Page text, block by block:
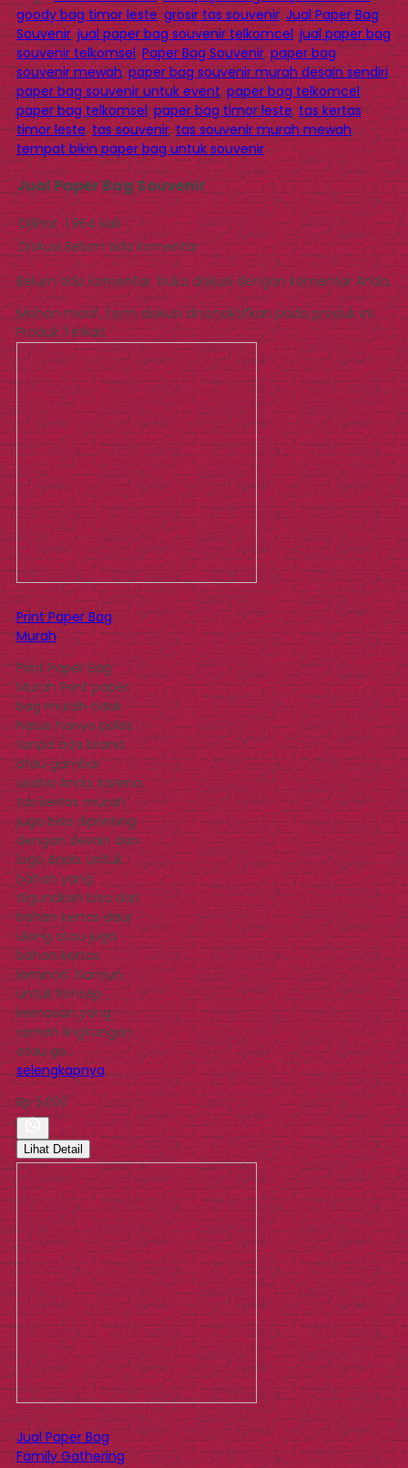
goody bag timor leste,grosir tas souvenir,Jual Paper Bag
Souvenir,jual paper bag souvenir telkomcel,jual paper bag
souvenir telkomsel,Paper Bag Souvenir,paper bag
souvenir mewah,paper bag souvenir murah desain sendiri,
paper bag souvenir untuk event,paper bag telkomcel,
paper bag telkomsel,paper bag timor leste,tas kertas
timor leste,tas souvenir,tas souvenir murah mewah,
tempat bikin paper bag untuk souvenir
Jual Paper Bag Souvenir
Dilihat 1.964 kali
Diskusi Belum ada komentar
Belum ada komentar, buka diskusi dengan komentar Anda.
Mohon maaf, form diskusi dinonaktifkan pada produk ini.
Produk Terkait
Print Paper Bag
Murah
Print Paper Bag
Murah Print paper
bag murah tidak
harus hanya polos
tanpa ada brand
atau gambar
usaha Anda, karena
tas kertas murah
juga bisa diprinting
dengan desain dan
logo Anda. Untuk
bahan yang
digunakan bisa dari
bahan kertas daur
ulang atau juga
bahan kertas
laminasi. Namun
untuk konsep
kemasan yang
ramah lingkungan
atau go…
selengkapnya
Rp 5.000
Lihat Detail
Jual Paper Bag
Family Gathering